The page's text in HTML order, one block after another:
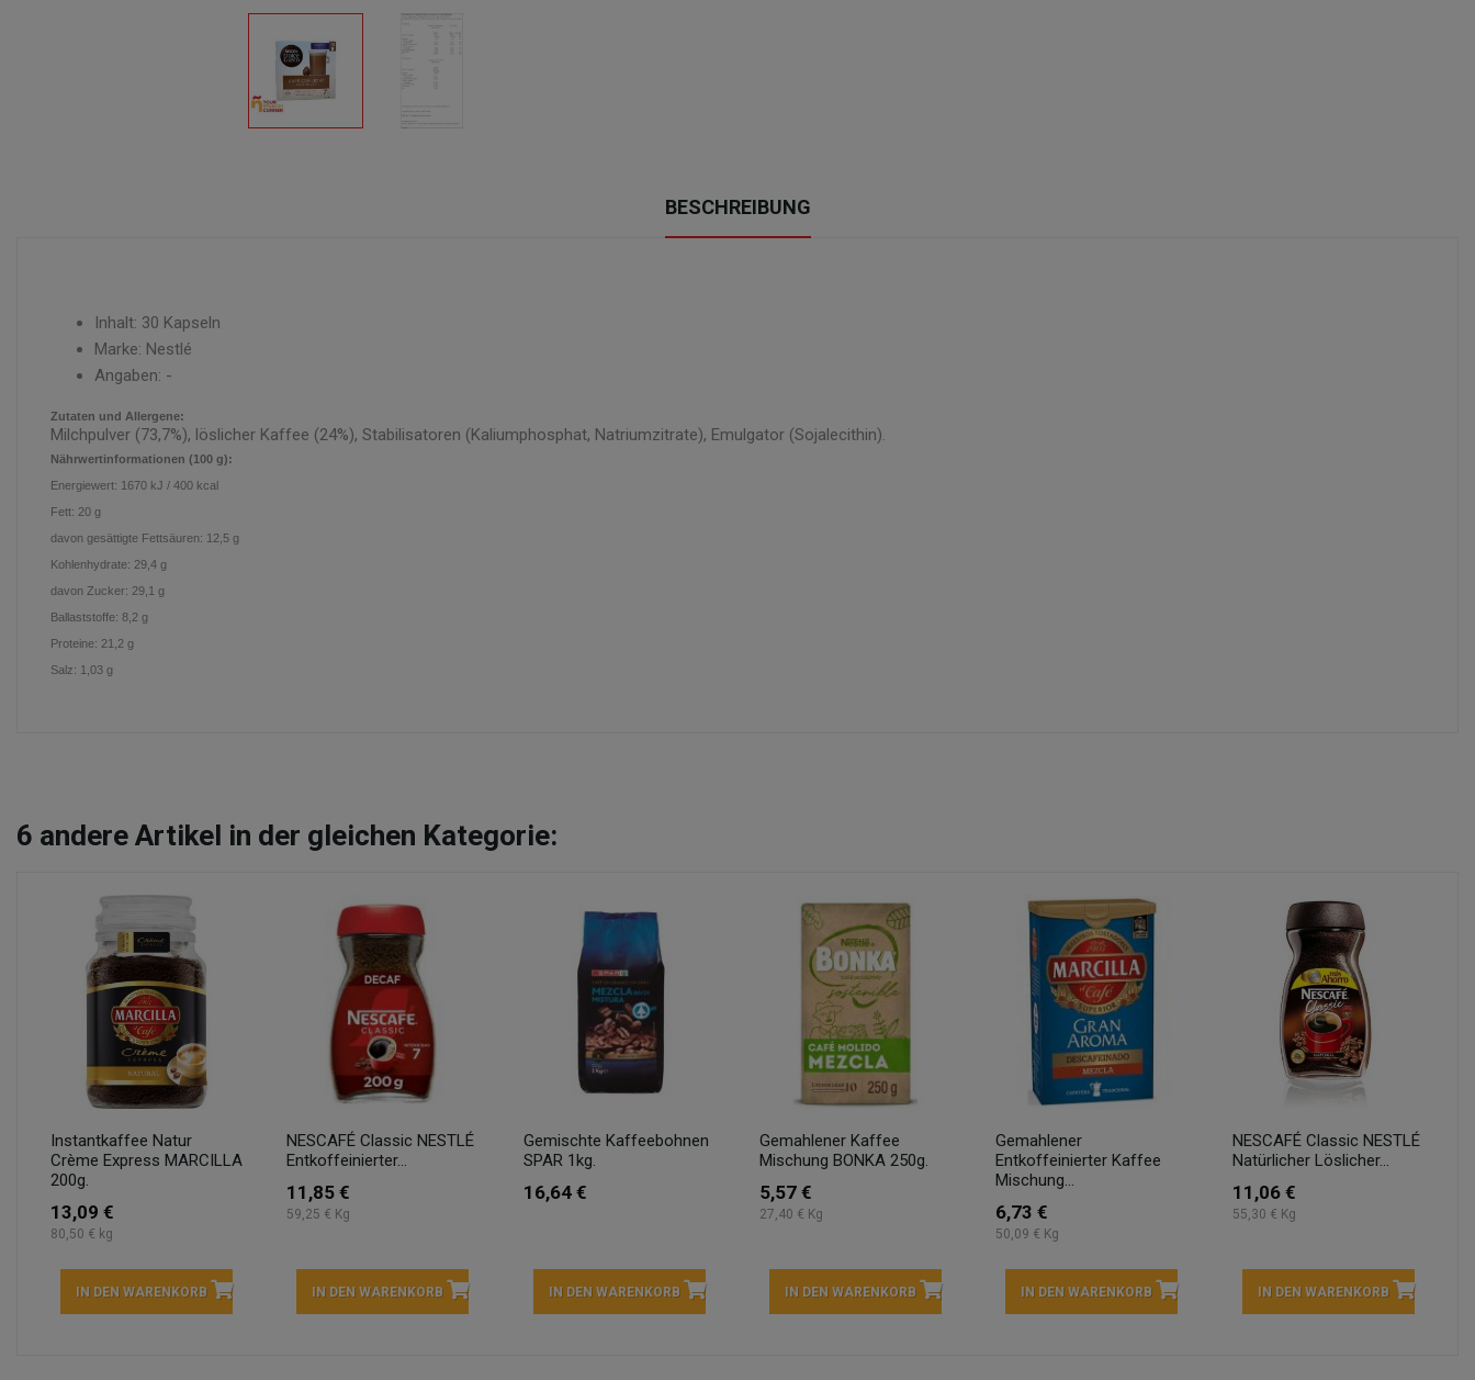
BESCHREIBUNG
Inhalt: 30 Kapseln
Marke: Nestlé
Angaben: -
Zutaten und Allergene:
Milchpulver (73,7%), löslicher Kaffee (24%), Stabilisatoren (Kaliumphosphat, Natriumzitrate), Emulgator (Sojalecithin).
Nährwertinformationen (100 g):
Energiewert: 1670 kJ / 400 kcal
Fett: 20 g
davon gesättigte Fettsäuren: 12,5 g
Kohlenhydrate: 29,4 g
davon Zucker: 29,1 g
Ballaststoffe: 8,2 g
Proteine: 21,2 g
Salz: 1,03 g
6 andere Artikel in der gleichen Kategorie:
Instantkaffee Natur
Crème Express MARCILLA
200g.
13,09 €
80,50 € kg
IN DEN WARENKORB
NESCAFÉ Classic NESTLÉ
Entkoffeinierter...
11,85 €
59,25 € Kg
IN DEN WARENKORB
Gemischte Kaffeebohnen
SPAR 1kg.
16,64 €
IN DEN WARENKORB
Gemahlener Kaffee
Mischung BONKA 250g.
5,57 €
27,40 € Kg
IN DEN WARENKORB
Gemahlener
Entkoffeinierter Kaffee
Mischung...
6,73 €
50,09 € Kg
IN DEN WARENKORB
NESCAFÉ Classic NESTLÉ
Natürlicher Löslicher...
11,06 €
55,30 € Kg
IN DEN WARENKORB